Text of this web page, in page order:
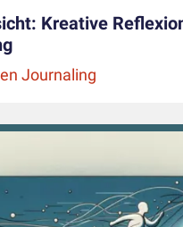
Kreative
Journaling